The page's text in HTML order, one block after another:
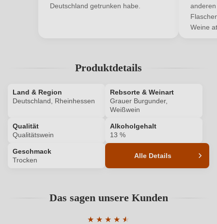
Ihre E-Mail-Adresse
Ich habe mein Passwort vergessen
ANMELDEN
Deutschland getrunken habe.
Weine
Produktdetails
Land & Region
Deutschland, Rheinhessen
Rebsorte & Weinart
Grauer Burgunder,
Weißwein
Qualität
Qualitätswein
Alkoholgehalt
13 %
Geschmack
Trocken
Alle Details
Alkoholgehalt in %Das sagen unsere Kunden
★ ★ ★ ★ ★
★